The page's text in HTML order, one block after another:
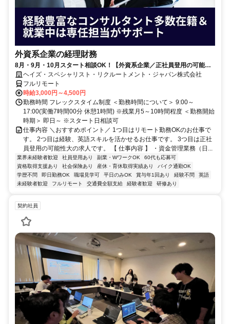
外資系企業の経理財務
8月・9月・10月スタート相談OK！【外資系企業／正社員登用の可能性
大／700万～800万／リモート勤務OK】経理財務
ヘイズ・スペシャリスト・リクルートメント・ジャパン株式会社
フルリモート
時給3,000円～4,500円
勤務時間 フレックスタイム制度 ＜勤務時間について＞ 9:00～
17:00(実働7時間00分 休憩1時間) ※残業月5～10時間程度 ＜勤務開始
時期＞ 即日～ ※スタート日相談可
仕事内容 ＼おすすめポイント／ 1つ目はリモート勤務OKのお仕事で
す。 2つ目は経験、英語スキルを活かせるお仕事です。 3つ目は正社
員登用の可能性大の求人です。 【 仕事内容 】 ・資金管理業務（日...
業界未経験者歓迎 社員登用あり 副業・WワークOK
60代も応募可
資格取得支援あり
社会保険あり 産休・育休取得実績あり
バイク通勤OK
学歴不問
即日勤務OK 職場見学可 平日のみOK 賞与年1回あり 経験不問
英語
未経験者歓迎
フルリモート 交通費全額支給 経験者歓迎 研修あり
契約社員